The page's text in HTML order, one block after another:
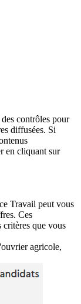
contrôles pour
diffusées. Si
en cliquant sur
Travail peut vous
Ces
critères que vous
agricole,